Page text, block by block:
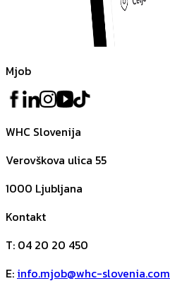
Mjob
WHC Slovenija
Verovškova ulica 55
1000 Ljubljana
Kontakt
T: 04 20 20 450
E: info.mjob@whc-slovenia.com